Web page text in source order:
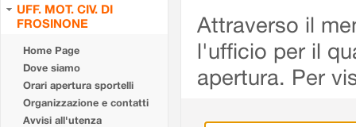
UFF. MOT. CIV. DI
FROSINONE
Home Page
Dove siamo
Orari apertura sportelli
Organizzazione e contatti
Avvisi all'utenza
Attraverso il
l'ufficio per il
apertura. Per